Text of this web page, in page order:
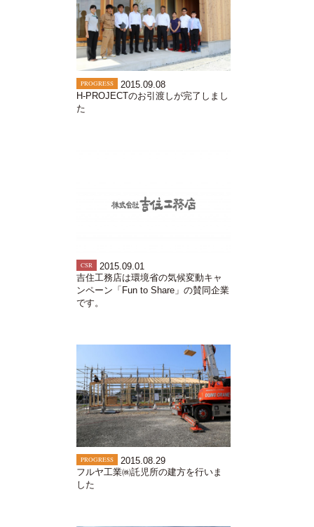
PROGRESS
2015.09.08
H-PROJECTのお引渡しが完了しまし
た
CSR
2015.09.01
吉住工務店は環境省の気候変動キャ
ンペーン「Fun to Share」の賛同企業
です。
PROGRESS
2015.08.29
フルヤ工業㈱託児所の建方を行いま
した